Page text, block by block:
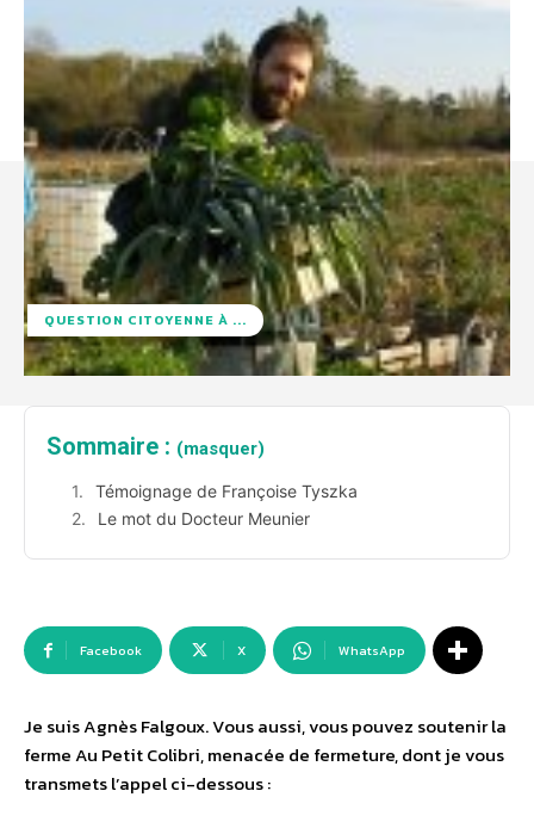
QUESTION CITOYENNE À ...
Sommaire : (masquer)
Témoignage de Françoise Tyszka
Le mot du Docteur Meunier
Facebook X WhatsApp
Je suis Agnès Falgoux. Vous aussi, vous pouvez soutenir la
ferme Au Petit Colibri, menacée de fermeture, dont je vous
transmets l’appel ci-dessous :